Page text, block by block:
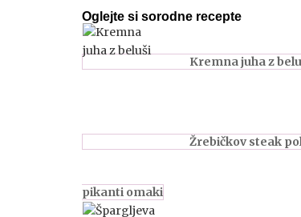
Oglejte si sorodne recepte
Kremna juha z
Žrebičkov steak
pikanti omaki